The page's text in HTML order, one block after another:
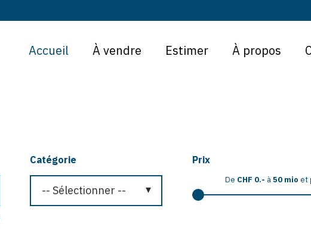
Accueil À vendre Estimer À propos
Catégorie
-- Sélectionner --
Prix
De CHF 0.- à 50 mio et